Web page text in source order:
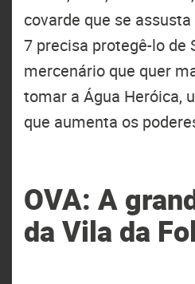
covarde que se
7 precisa protegê-lo de
mercenário que quer
tomar a Água Heróica,
que aumenta os
OVA: A
da Vila da